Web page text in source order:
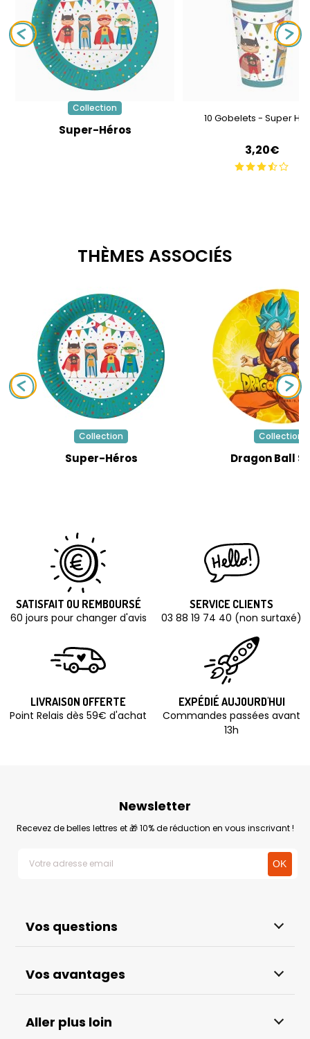
Collection
Super-Héros
10 Gobelets - Super
3,20€
THÈMES ASSOCIÉS
Collection
Super-Héros
Collection
Dragon Ball
SATISFAIT OU REMBOURSÉ
60 jours pour changer d'avis
SERVICE CLIENTS
03 88 19 74 40 (non surtaxé)
LIVRAISON OFFERTE
Point Relais dès 59€ d'achat
EXPÉDIÉ AUJOURD'HUI
Commandes passées avant
13h
Vos questions
Vos avantages
Aller plus loin
Newsletter
Recevez de belles lettres et 🎁 10% de réduction en vous inscrivant !